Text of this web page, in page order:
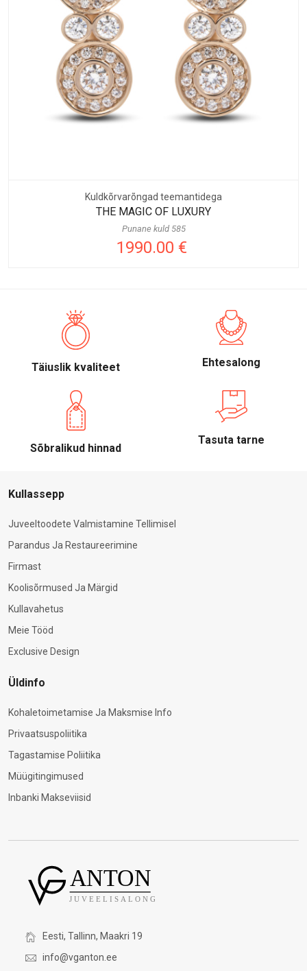
Kuldkõrvarõngad teemantidega
THE MAGIC OF LUXURY
Punane kuld 585
1990.00 €
Täiuslik kvaliteet Ehtesalong
Sõbralikud hinnad
Tasuta tarne
Kullassepp
Juveeltoodete Valmistamine Tellimisel
Parandus Ja Restaureerimine
Firmast
Koolisõrmused Ja Märgid
Kullavahetus
Meie Tööd
Exclusive Design
Üldinfo
Kohaletoimetamise Ja Maksmise Info
Privaatsuspoliitika
Tagastamise Poliitika
Müügitingimused
Inbanki Makseviisid
Eesti, Tallinn, Maakri 19
info@vganton.ee